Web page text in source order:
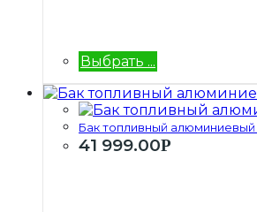
Выбрать ...
Бак топливный алюминиевый
41 999.00Р